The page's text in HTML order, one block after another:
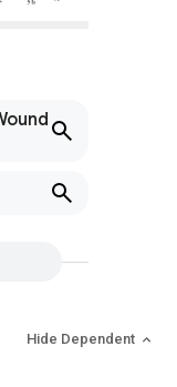
Hide Dependent